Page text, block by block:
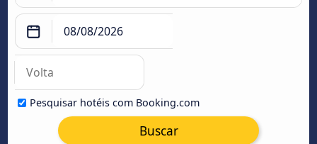
Pesquisar hotéis com Booking.com
Buscar